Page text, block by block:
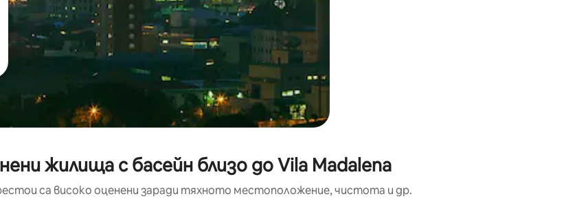
жилища с басейн близо до Vila Madalena
са високо оценени заради тяхното местоположение, чистота и др.